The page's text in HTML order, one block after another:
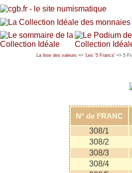
La liste des valeurs => 'Les '5 Francs' => 5
N° de FRANC
308/1
308/2
308/3
308/4